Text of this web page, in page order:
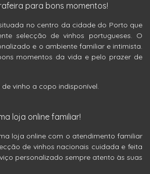
para bons momentos!
no centro da cidade do Porto que
selecção de vinhos portugueses. O
e o ambiente familiar e intimista.
momentos da vida e pelo prazer de
de vinho a copo indisponível.
loja online familiar!
loja online com o atendimento familiar
de vinhos nacionais cuidada e feita
personalizado sempre atento às suas